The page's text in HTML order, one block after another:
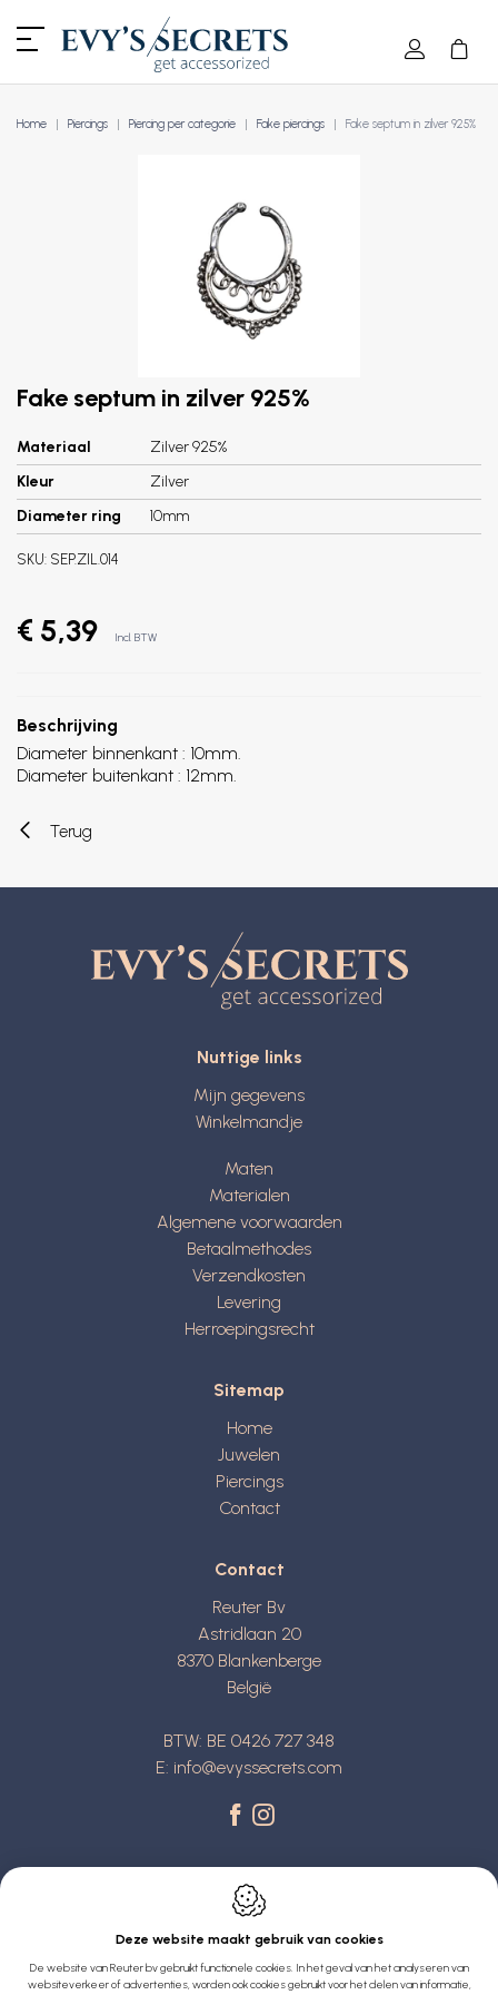
Home Piercings Piercing per categorie Fake piercings Fake septum in zilver 925%
Fake septum in zilver 925%
Materiaal
Zilver 925%
Kleur
Zilver
Diameter ring
10mm
SKU: SEP.ZIL.014
€ 5,39 Incl. BTW
Beschrijving
Diameter binnenkant : 10mm.
Diameter buitenkant : 12mm.
Terug
Nuttige links
Mijn gegevens
Winkelmandje
Maten
Materialen
Algemene voorwaarden
Betaalmethodes
Verzendkosten
Levering
Herroepingsrecht
Sitemap
Home
Juwelen
Piercings
Contact
Contact
Reuter Bv
Astridlaan 20
8370 Blankenberge
België
BTW: BE 0426 727 348
E: info@evyssecrets.com
Webdesign by IDcreation 2022
Deze website maakt gebruik van cookies
De website van Reuter bv gebruikt functionele cookies. In het geval van het analyseren van
websiteverkeer of advertenties, worden ook cookies gebruikt voor het delen van informatie,